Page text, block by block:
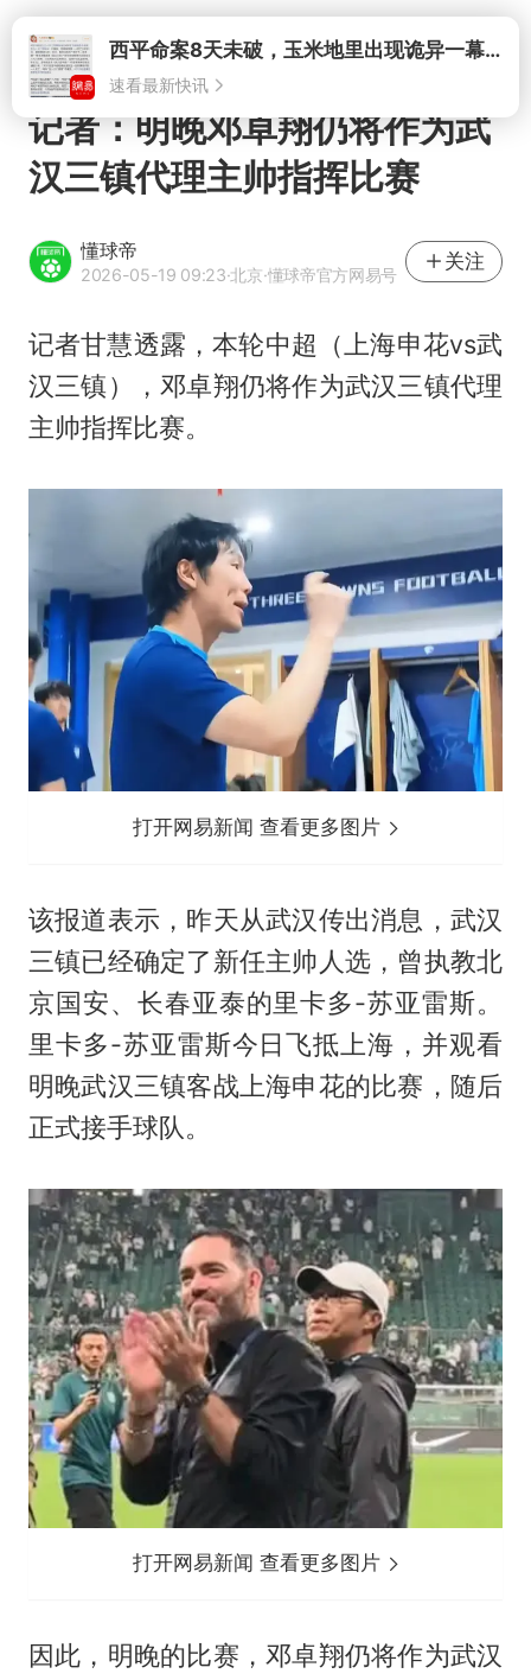
打开西平命案8天未破，玉米地里出现诡异一幕，我突然想起了欧金中
速看最新快讯
记者：明晚邓卓翔仍将作为武
汉三镇代理主帅指挥比赛
懂球帝
2026-05-19 09:23·北京·懂球帝官方网易号
关注
记者甘慧透露，本轮中超（上海申花vs武
汉三镇），邓卓翔仍将作为武汉三镇代理
主帅指挥比赛。
打开网易新闻 查看更多图片
该报道表示，昨天从武汉传出消息，武汉
三镇已经确定了新任主帅人选，曾执教北
京国安、长春亚泰的里卡多-苏亚雷斯。
里卡多-苏亚雷斯今日飞抵上海，并观看
明晚武汉三镇客战上海申花的比赛，随后
正式接手球队。
打开网易新闻 查看更多图片
因此，明晚的比赛，邓卓翔仍将作为武汉